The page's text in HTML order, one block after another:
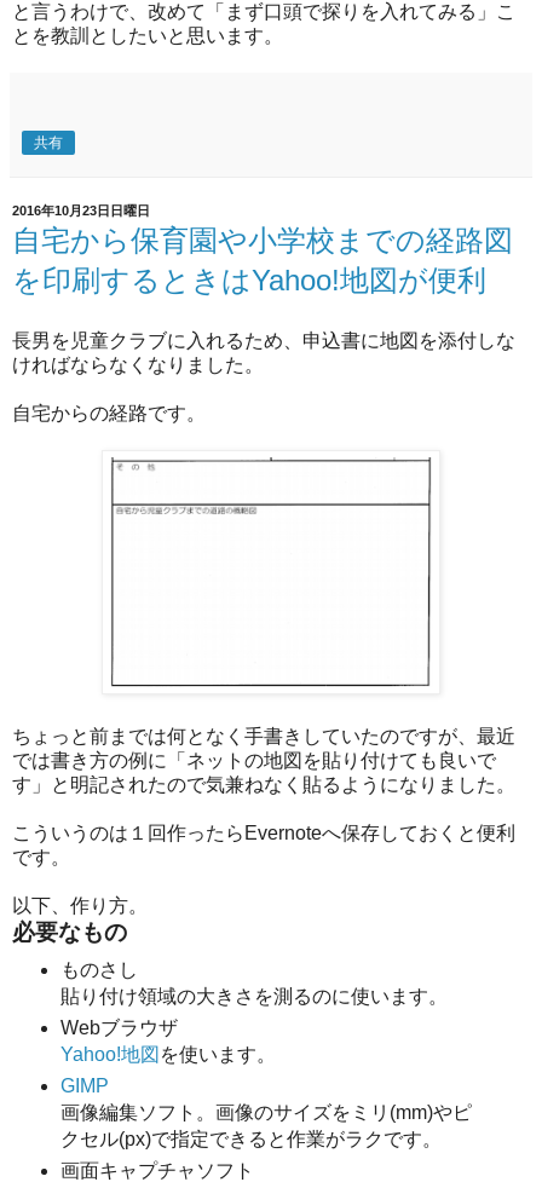
と言うわけで、改めて「まず口頭で探りを入れてみる」こ
とを教訓としたいと思います。
共有
2016年10月23日日曜日
自宅から保育園や小学校までの経路図
を印刷するときはYahoo!地図が便利
長男を児童クラブに入れるため、申込書に地図を添付しな
ければならなくなりました。
自宅からの経路です。
ちょっと前までは何となく手書きしていたのですが、最近
では書き方の例に「ネットの地図を貼り付けても良いで
す」と明記されたので気兼ねなく貼るようになりました。
こういうのは１回作ったらEvernoteへ保存しておくと便利
です。
以下、作り方。
必要なもの
ものさし
貼り付け領域の大きさを測るのに使います。
Webブラウザ
Yahoo!地図 を使います。
GIMP
画像編集ソフト。画像のサイズをミリ(mm)やピ
クセル(px)で指定できると作業がラクです。
画面キャプチャソフト